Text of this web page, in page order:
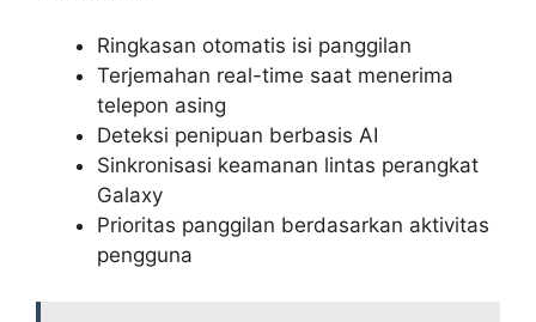
Ringkasan otomatis isi panggilan
Terjemahan real-time saat menerima
telepon asing
Deteksi penipuan berbasis AI
Sinkronisasi keamanan lintas perangkat
Galaxy
Prioritas panggilan berdasarkan aktivitas
pengguna